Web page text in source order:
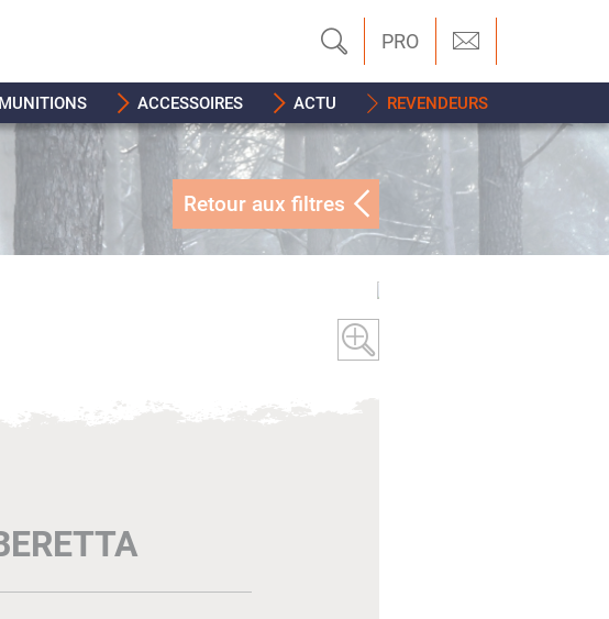
PRO
MUNITIONS ACCESSOIRES ACTU REVENDEURS
Retour aux filtres